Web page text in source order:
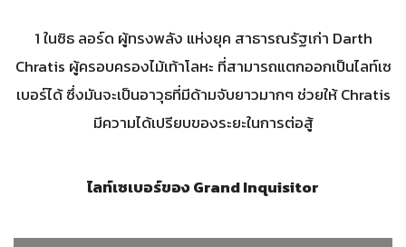
1 ในซิธ ลอร์ด ผู้ทรงพลัง แห่งยุค สาธารณรัฐเก่า Darth
Chratis ผู้ครอบครองไม้เท้าโลหะ ที่สามารถแตกออกเป็นไลท์เซ
เบอร์ได้ ซึ่งมันจะเป็นอาวุธที่มีด้ามจับยาวมากๆ ช่วยให้ Chratis
มีความได้เปรียบของระยะในการต่อสู้
ไลท์เซเบอร์ของ Grand Inquisitor